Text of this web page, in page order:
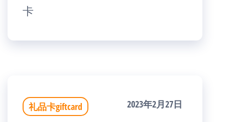
卡
礼品卡giftcard 2023年2月27日